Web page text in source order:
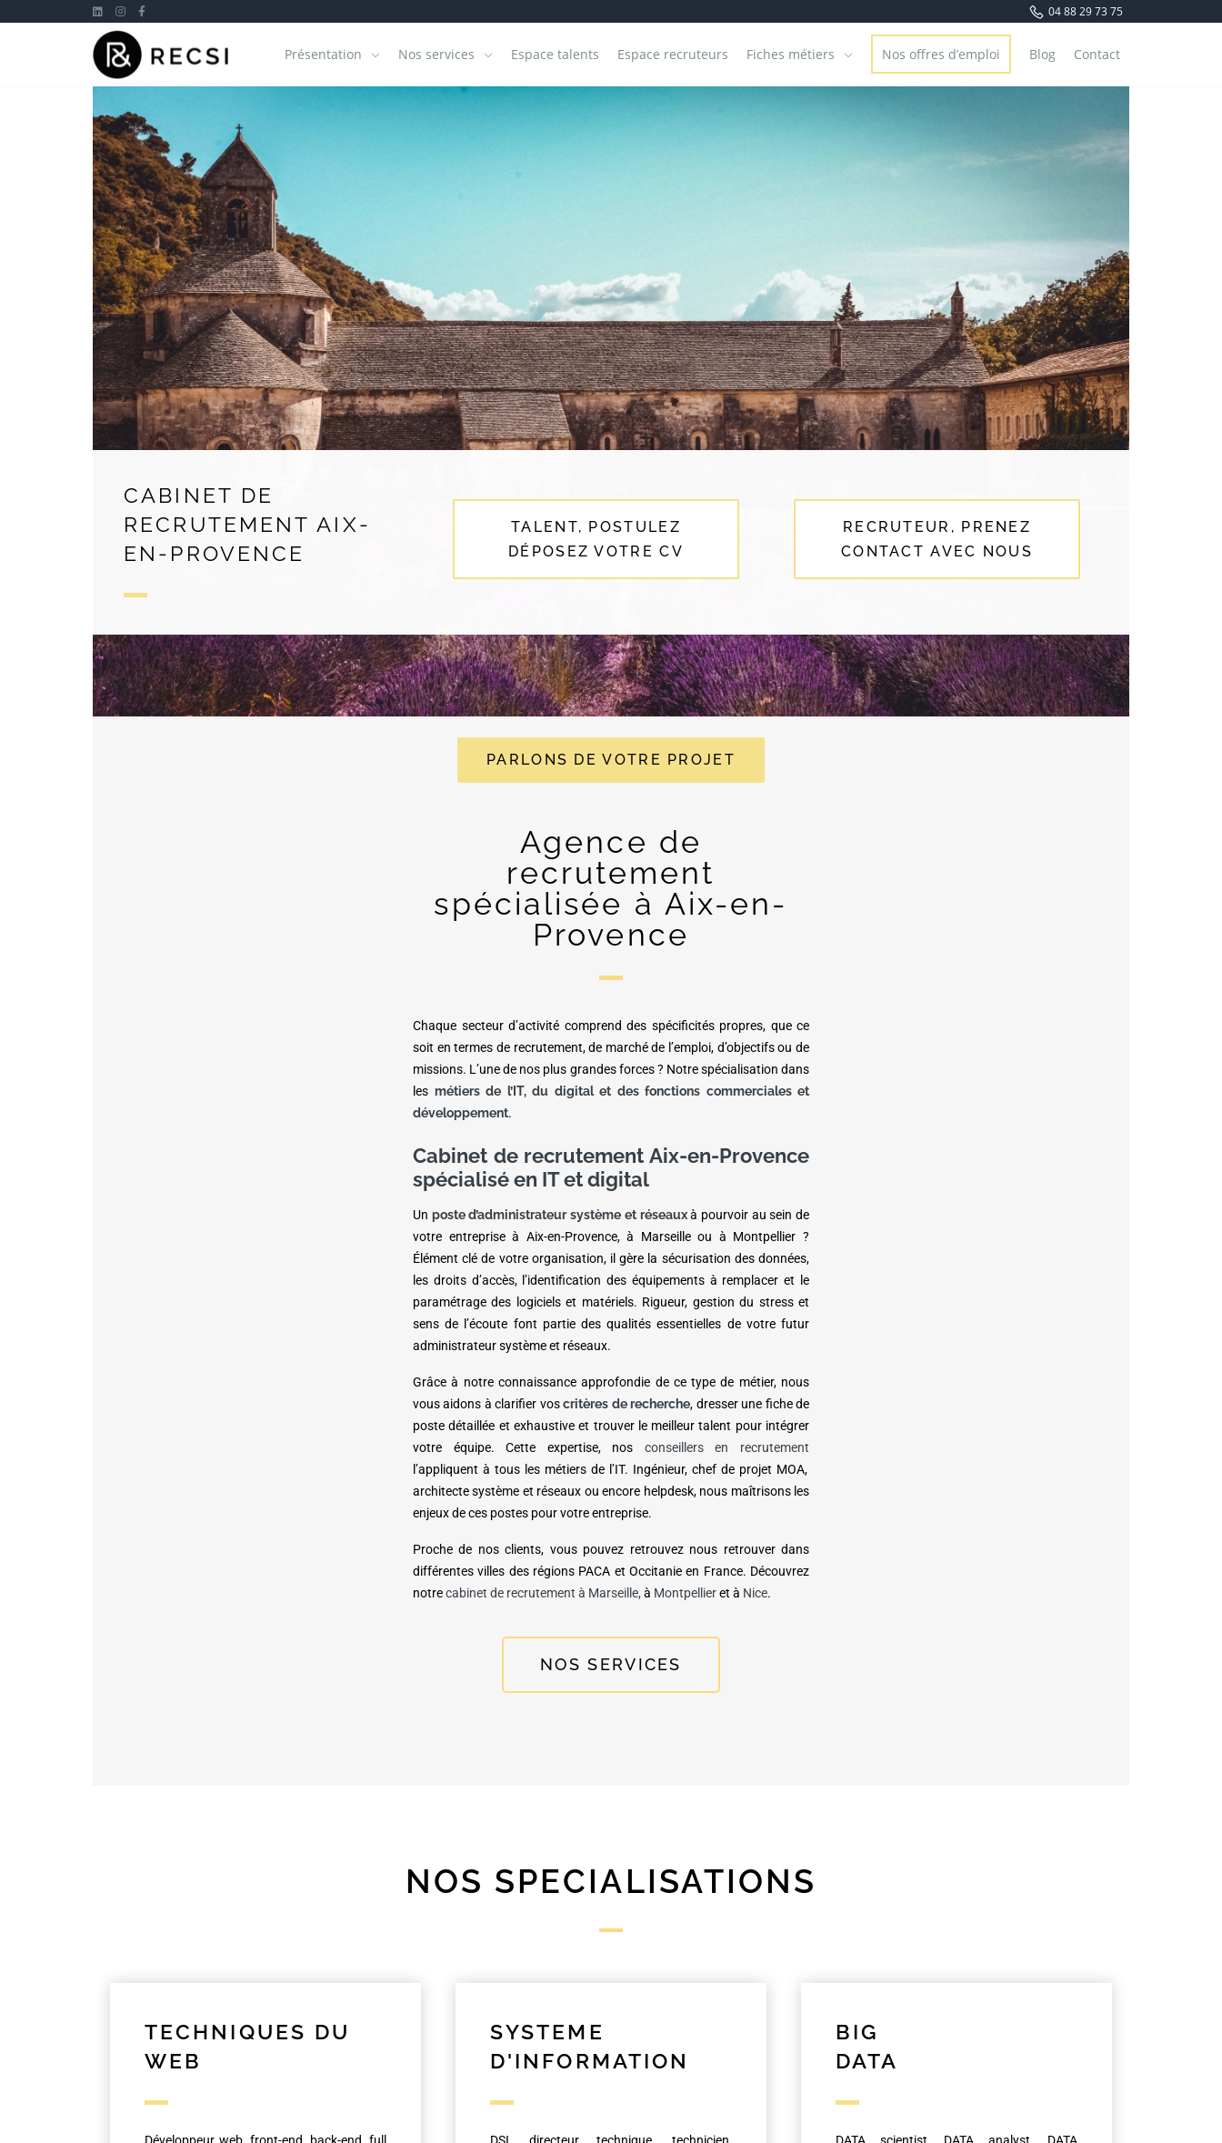
04 88 29 73 75
Présentation Nos services Espace talents Espace recruteurs Fiches métiers Nos offres d’emploi Blog Contact
CABINET DE
RECRUTEMENT AIX-
EN-PROVENCE
TALENT, POSTULEZ
DÉPOSEZ VOTRE CV
RECRUTEUR, PRENEZ
CONTACT AVEC NOUS
PARLONS DE VOTRE PROJET
Agence de
recrutement
spécialisée à Aix-en-
Provence
Chaque secteur d’activité comprend des spécificités propres, que ce
soit en termes de recrutement, de marché de l’emploi, d’objectifs ou de
missions. L’une de nos plus grandes forces ? Notre spécialisation dans
les métiers de l’IT, du digital et des fonctions commerciales et
développement.
Cabinet de recrutement Aix-en-Provence
spécialisé en IT et digital
Un poste d’administrateur système et réseauxà pourvoir au sein de
votre entreprise à Aix-en-Provence, à Marseille ou à Montpellier ?
Élément clé de votre organisation, il gère la sécurisation des données,
les droits d’accès, l’identification des équipements à remplacer et le
paramétrage des logiciels et matériels. Rigueur, gestion du stress et
sens de l’écoute font partie des qualités essentielles de votre futur
administrateur système et réseaux.
Grâce à notre connaissance approfondie de ce type de métier, nous
vous aidons à clarifier voscritères de recherche, dresser une fiche de
poste détaillée et exhaustive et trouver le meilleur talent pour intégrer
votre équipe. Cette expertise, nos conseillers en recrutement
l’appliquent à tous les métiers de l’IT. Ingénieur, chef de projet MOA,
architecte système et réseaux ou encore helpdesk, nous maîtrisons les
enjeux de ces postes pour votre entreprise.
Proche de nos clients, vous pouvez retrouvez nous retrouver dans
différentes villes des régions PACA et Occitanie en France. Découvrez
notrecabinet de recrutement à Marseille, à Montpellieret à Nice.
NOS SERVICES
NOS SPECIALISATIONS
TECHNIQUES DU
WEB
SYSTEME
D'INFORMATION
BIG
DATA